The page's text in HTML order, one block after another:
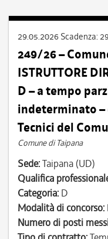
29.05.2026 Scadenza:
249/26 –
ISTRUTTORE
D – a tempo
indeterminato –
Tecnici del
Comune di Taipana
Sede:Taipana (UD)
Qualifica
Categoria: D
Modalità di concorso:
Numero di posti